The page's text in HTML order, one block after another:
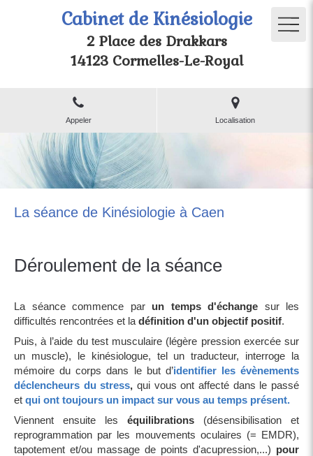
Cabinet de Kinésiologie
2 Place des Drakkars
14123 Cormelles-Le-Royal
Appeler Localisation
La séance de Kinésiologie à Caen
Déroulement de la séance
La séance commence par un temps d'échange sur les
difficultés rencontrées et la définition d'un objectif positif.
Puis, à l’aide du test musculaire (légère pression exercée sur
un muscle), le kinésiologue, tel un traducteur, interroge la
mémoire du corps dans le but d’identifier les évènements
déclencheurs du stress, qui vous ont affecté dans le passé
et qui ont toujours un impact sur vous au temps présent.
Viennent ensuite les équilibrations (désensibilisation et
reprogrammation par les mouvements oculaires (= EMDR),
tapotement et/ou massage de points d'acupression,...) pour